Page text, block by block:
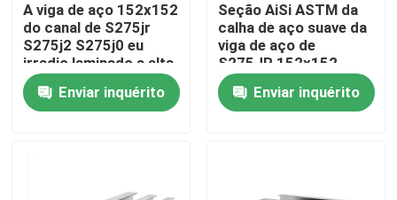
Sobre nós
Excursão da fábrica
Contacte-nos
A viga de aço 152x152
do canal de S275jr
S275j2 S275j0 eu
irradio laminado a alta
temperatura
Enviar inquérito
Seção AiSi ASTM da
calha de aço suave da
viga de aço de
S275JR 152x152
Enviar inquérito